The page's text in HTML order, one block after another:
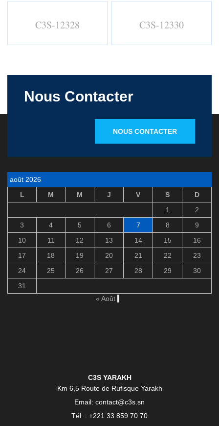
C3S-12328 C3S-12330
Nous Contacter
NOUS CONTACTER
août 2026
L
M M J V S
D
1
2
3
4 5 6 7 8
9
10
11 12 13 14 15
16
17
18 19 20 21 22
23
24
25 26 27 28 29
30
31
« Août
C3S YARAKH
Km 6,5 Route de Rufisque Yarakh
Email: contact@c3s.sn
Tél : +221 33 859 70 70